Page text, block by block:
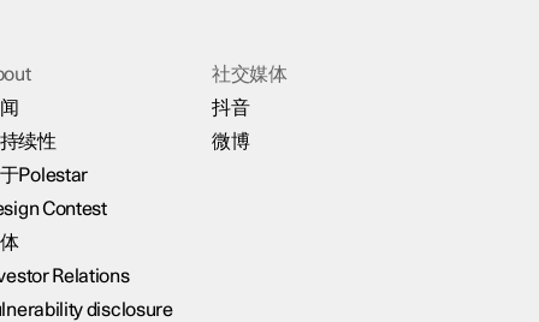
续性
Polestar
Contest
Relations
disclosure
社交媒体
抖音
微博